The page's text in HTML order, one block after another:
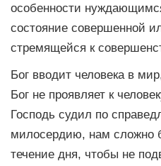
особенности
состояние совершенной
стремящейся к
Бог вводит человека в
Бог не проявляет к
Господь судил по
милосердию, нам сложно
течение дня, чтобы не